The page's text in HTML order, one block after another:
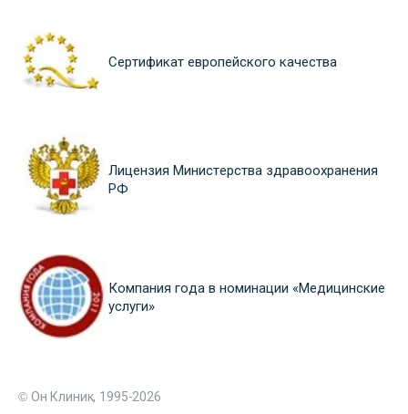
Сертификат европейского качества
Лицензия Министерства здравоохранения
РФ
Компания года в номинации «Медицинские
услуги»
© Он Клиник, 1995-2026